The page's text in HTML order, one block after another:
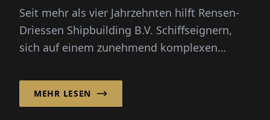
Seit mehr als vier Jahrzehnten hilft Rensen-
Driessen Shipbuilding B.V. Schiffseignern,
sich auf einem zunehmend komplexen
maßgeschneidertes Schiffdesign mit einem
flexiblen, internationalen
MEHR LESEN